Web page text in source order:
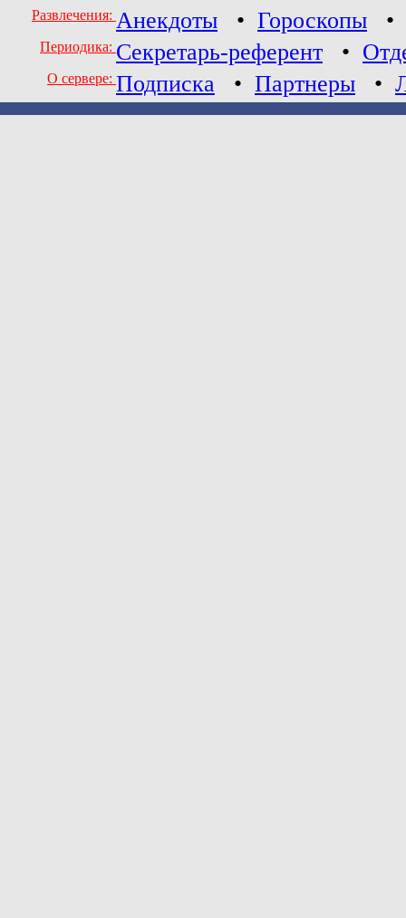
Развлечения: Анекдоты • Гороскопы •
Периодика: Секретарь-референт •
О сервере: Подписка • Партнеры •